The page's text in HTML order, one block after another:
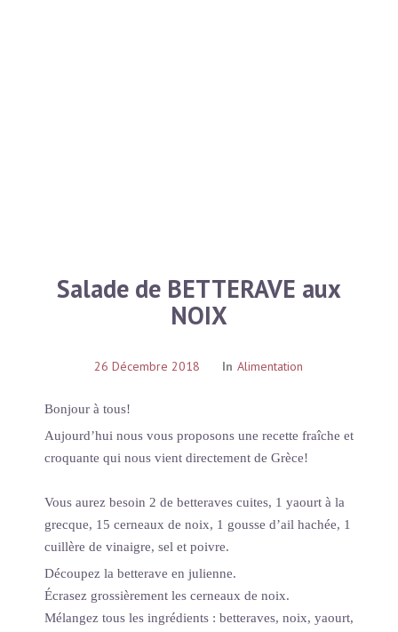
Salade de BETTERAVE aux
NOIX
26 Décembre 2018 In Alimentation
Bonjour à tous!
Aujourd’hui nous vous proposons une recette fraîche et
croquante qui nous vient directement de Grèce!
Vous aurez besoin 2 de betteraves cuites, 1 yaourt à la
grecque, 15 cerneaux de noix, 1 gousse d’ail hachée, 1
cuillère de vinaigre, sel et poivre.
Découpez la betterave en julienne.
Écrasez grossièrement les cerneaux de noix.
Mélangez tous les ingrédients : betteraves, noix, yaourt,